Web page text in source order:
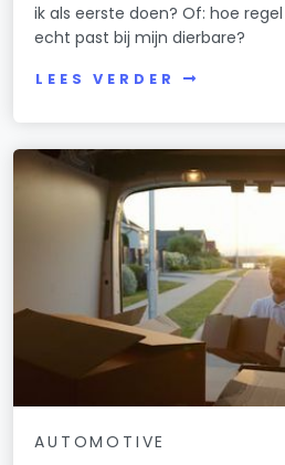
ik als eerste doen? Of: hoe
echt past bij mijn dierbare?
LEES VERDER
AUTOMOTIVE